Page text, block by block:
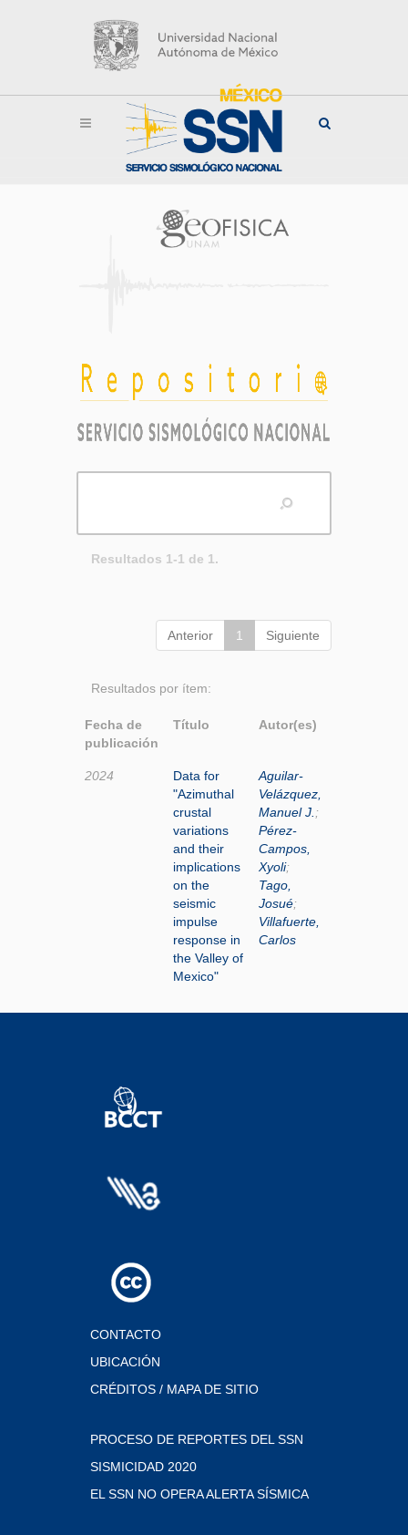
Resultados 1-1 de 1.
Anterior 1 Siguiente
Resultados por ítem:
Fecha de
publicación
Título Autor(es)
2024
Data for
"Azimuthal
crustal
variations
and their
implications
on the
seismic
impulse
response in
the Valley of
Mexico"
Aguilar-
Velázquez,
Manuel J. ;
Pérez-
Campos,
Xyoli;
Tago,
Josué;
Villafuerte,
Carlos
CONTACTO
UBICACIÓN
CRÉDITOS / MAPA DE SITIO
PROCESO DE REPORTES DEL SSN
SISMICIDAD 2020
EL SSN NO OPERA ALERTA SÍSMICA